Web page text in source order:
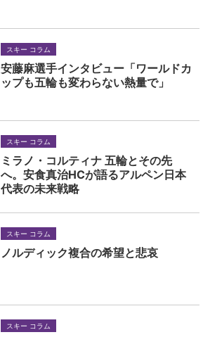
スキー コラム
安藤麻選手インタビュー「ワールドカ
ップも五輪も変わらない熱量で」
スキー コラム
ミラノ・コルティナ 五輪とその先
へ。安食真治HCが語るアルペン日本
代表の未来戦略
スキー コラム
ノルディック複合の希望と悲哀
スキー コラム